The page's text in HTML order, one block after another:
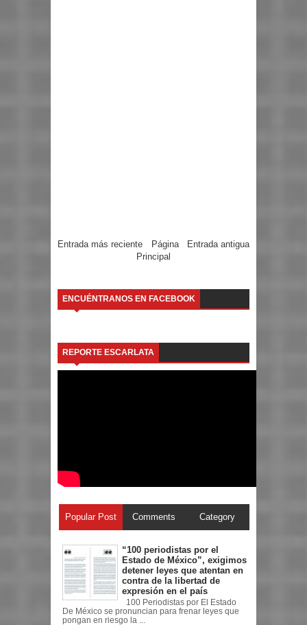
Entrada más reciente Entrada antigua
Página
Principal
ENCUÉNTRANOS EN FACEBOOK
REPORTE ESCARLATA
Popular Post Comments Category
“100 periodistas por el
Estado de México”, exigimos
detener leyes que atentan en
contra de la libertad de
expresión en el país
100 Periodistas por El Estado
De México se pronuncian para frenar leyes que
pongan en riesgo la ...